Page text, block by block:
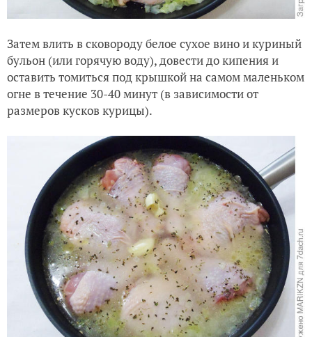
Затем влить в сковороду белое сухое вино и куриный
бульон (или горячую воду), довести до кипения и
оставить томиться под крышкой на самом маленьком
огне в течение 30-40 минут (в зависимости от
размеров кусков курицы).